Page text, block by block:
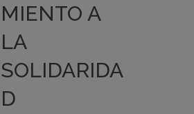
MIENTO A
LA
SOLIDARIDA
D